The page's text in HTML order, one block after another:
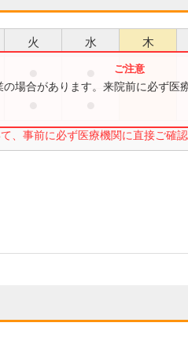
火 水 木
、事前に必ず医療機関に直接ご確認
場合があります。来院前に必ず医